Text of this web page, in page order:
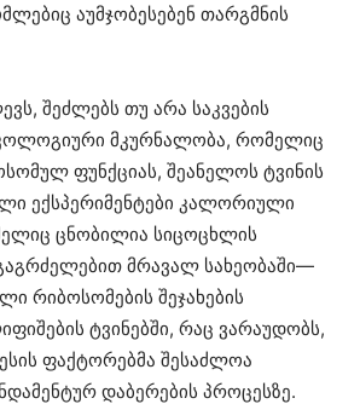
აუმჯობესებენ თარგმნის
შეძლებს თუ არა საკვების
მკურნალობა, რომელიც
ფუნქციას, შეანელოს ტვინის
ექსპერიმენტები კალორიული
ცნობილია სიცოცხლის
მრავალ სახეობაში—
რიბოსომების შეჯახების
ტვინებში, რაც ვარაუდობს,
ფაქტორებმა შესაძლოა
დაბერების პროცესზე.